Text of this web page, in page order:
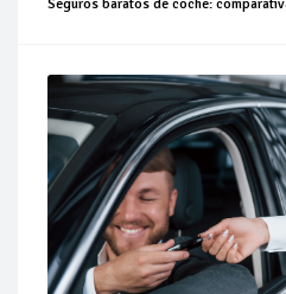
Seguros baratos de coche: